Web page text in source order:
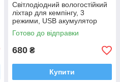
Світлодіодний вологостійкий
ліхтар для кемпінгу, 3
режими, USB акумулятор
2400мА
Готово до відправки
680 ₴
Купити